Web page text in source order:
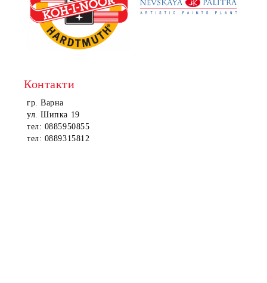
Контакти
гр. Варна
ул. Шипка 19
тел: 0885950855
тел: 0889315812